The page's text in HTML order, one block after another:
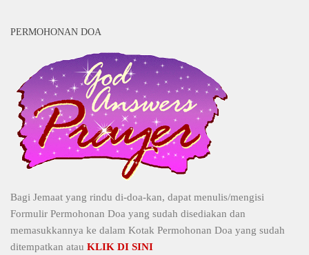
PERMOHONAN DOA
Bagi Jemaat yang rindu di-doa-kan, dapat menulis/mengisi
Formulir Permohonan Doa yang sudah disediakan dan
memasukkannya ke dalam Kotak Permohonan Doa yang sudah
ditempatkan atau KLIK DI SINI